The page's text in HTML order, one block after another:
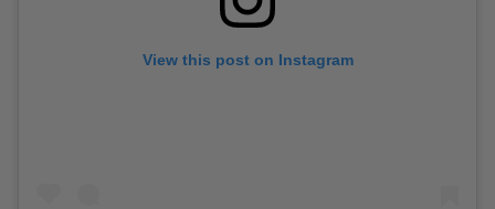
View this post on Instagram